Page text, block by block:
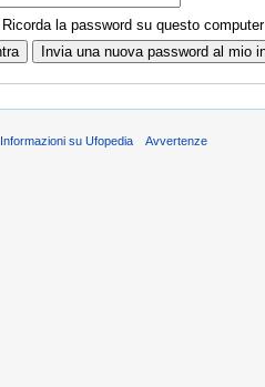
Ricorda la password su questo computer
Informazioni su Ufopedia Avvertenze